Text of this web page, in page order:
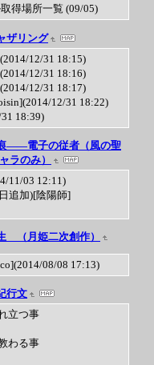
得場所一覧 (09/05)
ザリング
12/31 18:15)
12/31 18:16)
12/31 18:17)
12/31 18:22)
18:39)
――電子の従者（風の聖
ラのみ）
11/03 12:11)
追加)[陰陽師]
（月姫二次創作）
08/08 17:13)
行文
立つ事
わる事